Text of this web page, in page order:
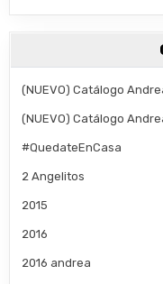
(NUEVO) Catálogo
(NUEVO) Catálogo
#QuedateEnCasa
2 Angelitos
2015
2016
2016 andrea